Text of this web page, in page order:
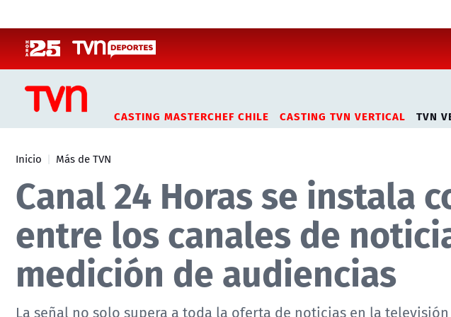
CASTING MASTERCHEF CHILE CASTING TVN VERTICAL TVN
Inicio Más de TVN
Canal 24 Horas se instala
entre los canales de
medición de audiencias
La señal no solo supera a toda la oferta de noticias en la